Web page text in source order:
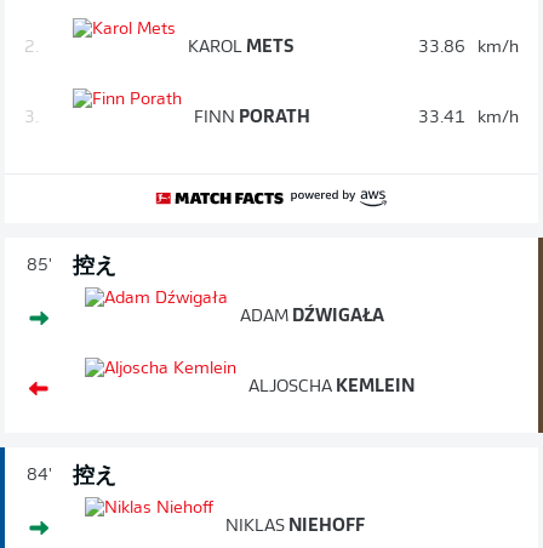
2. KAROL METS 33.86 km/h
3. FINN PORATH 33.41 km/h
85' 控え
ADAM DŹWIGAŁA
ALJOSCHA KEMLEIN
84' 控え
NIKLAS NIEHOFF